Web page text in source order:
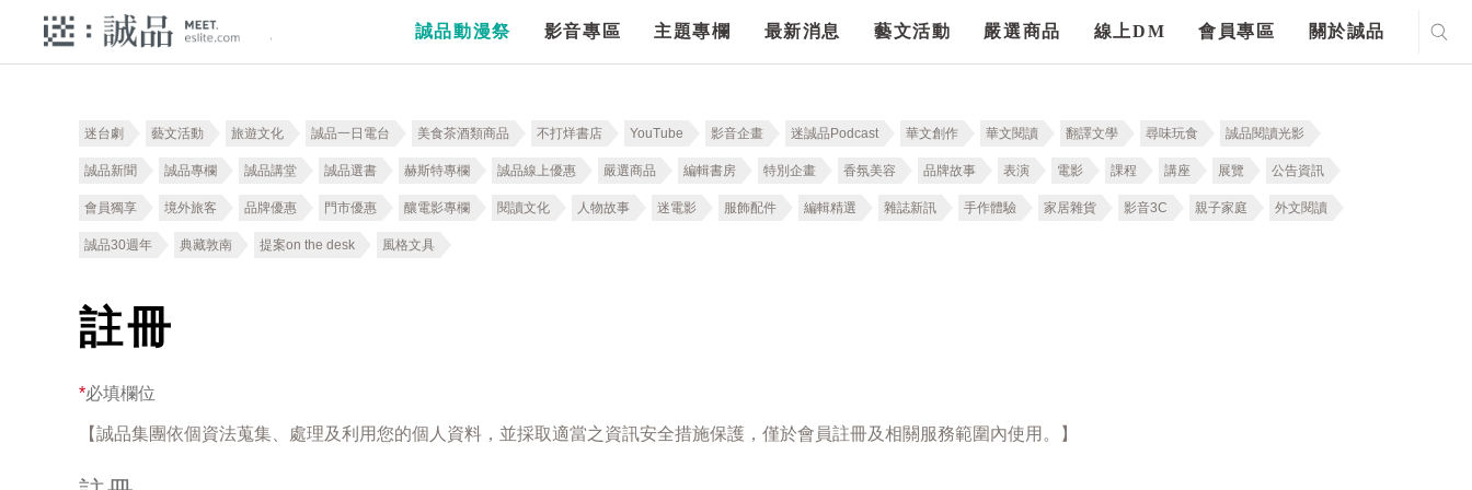
誠品動漫祭 影音專區 主題專欄 最新消息 藝文活動 嚴選商品 線上DM 會員專區 關於誠品
迷台劇 藝文活動 旅遊文化 誠品一日電台 美食茶酒類商品 不打烊書店 YouTube 影音企畫 迷誠品Podcast 華文創作 華文閱讀 翻譯文學 尋味玩食 誠品閱讀光影
誠品新聞 誠品專欄 誠品講堂 誠品選書 赫斯特專欄 誠品線上優惠 嚴選商品 編輯書房 特別企畫 香氛美容 品牌故事 表演 電影 課程 講座 展覽 公告資訊
會員獨享 境外旅客 品牌優惠 門市優惠 釀電影專欄 閱讀文化 人物故事 迷電影 服飾配件 編輯精選 雜誌新訊 手作體驗 家居雜貨 影音3C 親子家庭 外文閱讀
誠品30週年 典藏敦南 提案on the desk 風格文具
註冊
*必填欄位
【誠品集團依個資法蒐集、處理及利用您的個人資料，並採取適當之資訊安全措施保護，僅於會員註冊及相關服務範圍內使用。】